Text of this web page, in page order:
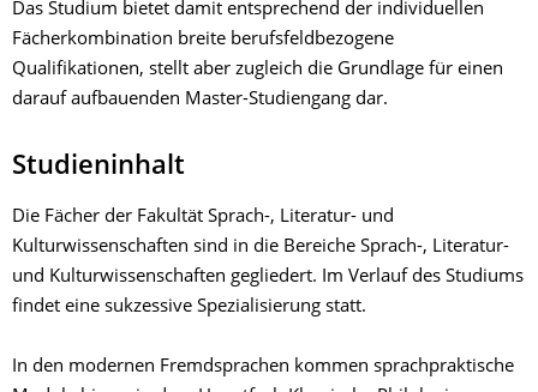
Das Studium bietet damit entsprechend der individuellen
Fächerkombination breite berufsfeldbezogene
Qualifikationen, stellt aber zugleich die Grundlage für einen
darauf aufbauenden Master-Studiengang dar.
Studieninhalt
Die Fächer der Fakultät Sprach-, Literatur- und
Kulturwissenschaften sind in die Bereiche Sprach-, Literatur-
und Kulturwissenschaften gegliedert. Im Verlauf des Studiums
findet eine sukzessive Spezialisierung statt.
In den modernen Fremdsprachen kommen sprachpraktische